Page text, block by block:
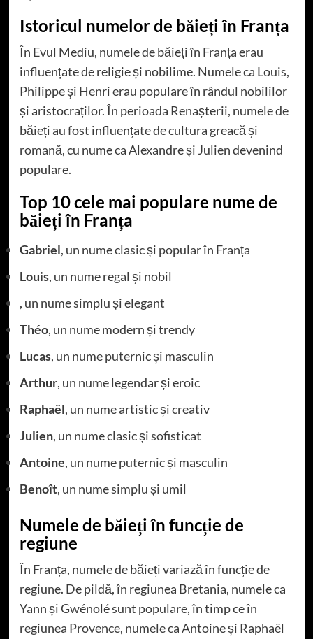
Istoricul numelor de băieți în Franța
În Evul Mediu, numele de băieți în Franța erau
influențate de religie și nobilime. Numele ca Louis,
Philippe și Henri erau populare în rândul nobililor
și aristocraților. În perioada Renașterii, numele de
băieți au fost influențate de cultura greacă și
romană, cu nume ca Alexandre și Julien devenind
populare.
Top 10 cele mai populare nume de
băieți în Franța
Gabriel, un nume clasic și popular în Franța
Louis, un nume regal și nobil
, un nume simplu și elegant
Théo, un nume modern și trendy
Lucas, un nume puternic și masculin
Arthur, un nume legendar și eroic
Raphaël, un nume artistic și creativ
Julien, un nume clasic și sofisticat
Antoine, un nume puternic și masculin
Benoît, un nume simplu și umil
Numele de băieți în funcție de
regiune
În Franța, numele de băieți variază în funcție de
regiune. De pildă, în regiunea Bretania, numele ca
Yann și Gwénolé sunt populare, în timp ce în
regiunea Provence, numele ca Antoine și Raphaël